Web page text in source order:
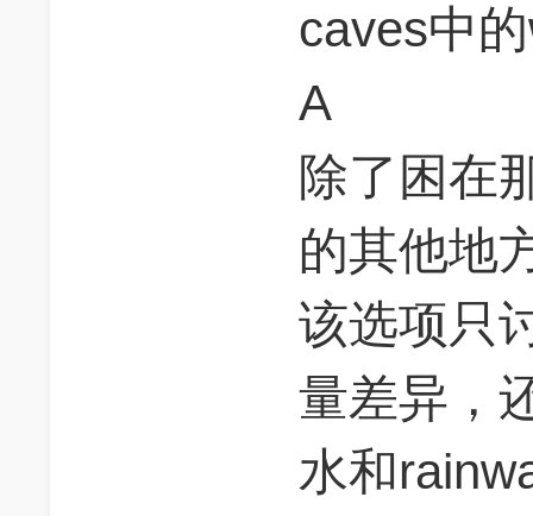
caves中
A
除了困在
的其他地
该选项只
量差异，
水和